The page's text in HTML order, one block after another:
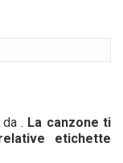
. La canzone ti
etichette